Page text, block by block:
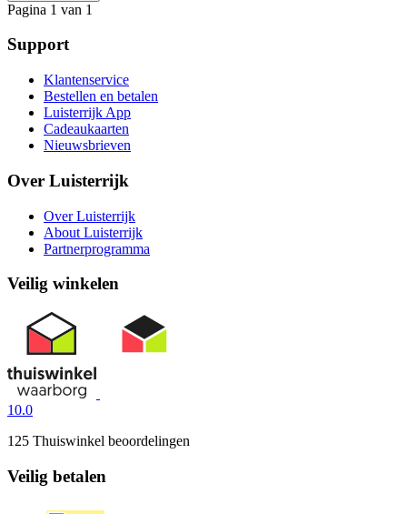
Pagina 1 van 1
Support
Klantenservice
Bestellen en betalen
Luisterrijk App
Cadeaukaarten
Nieuwsbrieven
Over Luisterrijk
Over Luisterrijk
About Luisterrijk
Partnerprogramma
Veilig winkelen
10.0
125 Thuiswinkel beoordelingen
Veilig betalen